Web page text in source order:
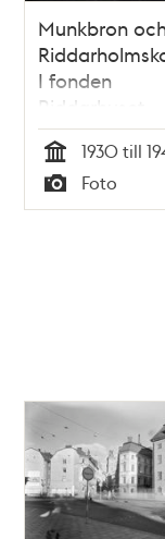
Munkbron
I fonden
Riddarhuset
Tid
1930 till
Typ
Foto